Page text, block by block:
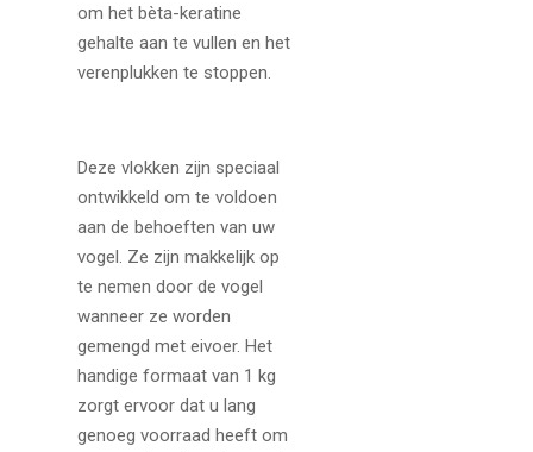
om het bèta-keratine
gehalte aan te vullen en het
verenplukken te stoppen.
Deze vlokken zijn speciaal
ontwikkeld om te voldoen
aan de behoeften van uw
vogel. Ze zijn makkelijk op
te nemen door de vogel
wanneer ze worden
gemengd met eivoer. Het
handige formaat van 1 kg
zorgt ervoor dat u lang
genoeg voorraad heeft om